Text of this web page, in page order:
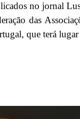
no jornal
das
que terá